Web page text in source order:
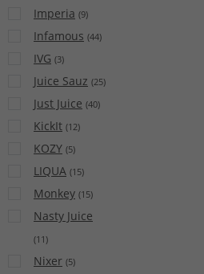
Imperia (9)
Infamous (44)
IVG (3)
Juice Sauz (25)
Just Juice (40)
KickIt (12)
KOZY (5)
LIQUA (15)
Monkey (15)
Nasty Juice
(11)
Nixer (5)